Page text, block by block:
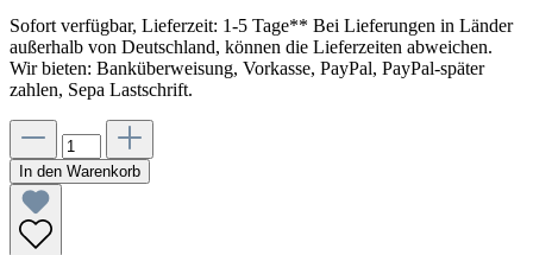
Sofort verfügbar, Lieferzeit: 1-5 Tage** Bei Lieferungen in Länder
außerhalb von Deutschland, können die Lieferzeiten abweichen.
Wir bieten: Banküberweisung, Vorkasse, PayPal, PayPal-später
zahlen, Sepa Lastschrift.
In den Warenkorb